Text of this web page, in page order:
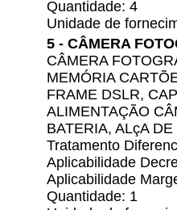
Quantidade: 4
Unidade de
5 - CÂMERA
CÂMERA
MEMÓRIA
FRAME DSLR,
ALIMENTAÇÃO
BATERIA, ALçA
Tratamento
Aplicabilidade
Aplicabilidade
Quantidade: 1